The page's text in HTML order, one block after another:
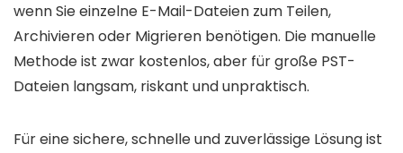
wenn Sie einzelne E-Mail-Dateien zum Teilen,
Archivieren oder Migrieren benötigen. Die manuelle
Methode ist zwar kostenlos, aber für große PST-
Dateien langsam, riskant und unpraktisch.
Für eine sichere, schnelle und zuverlässige Lösung ist